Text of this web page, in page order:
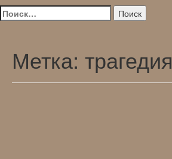
Найти:
Метка: трагедия